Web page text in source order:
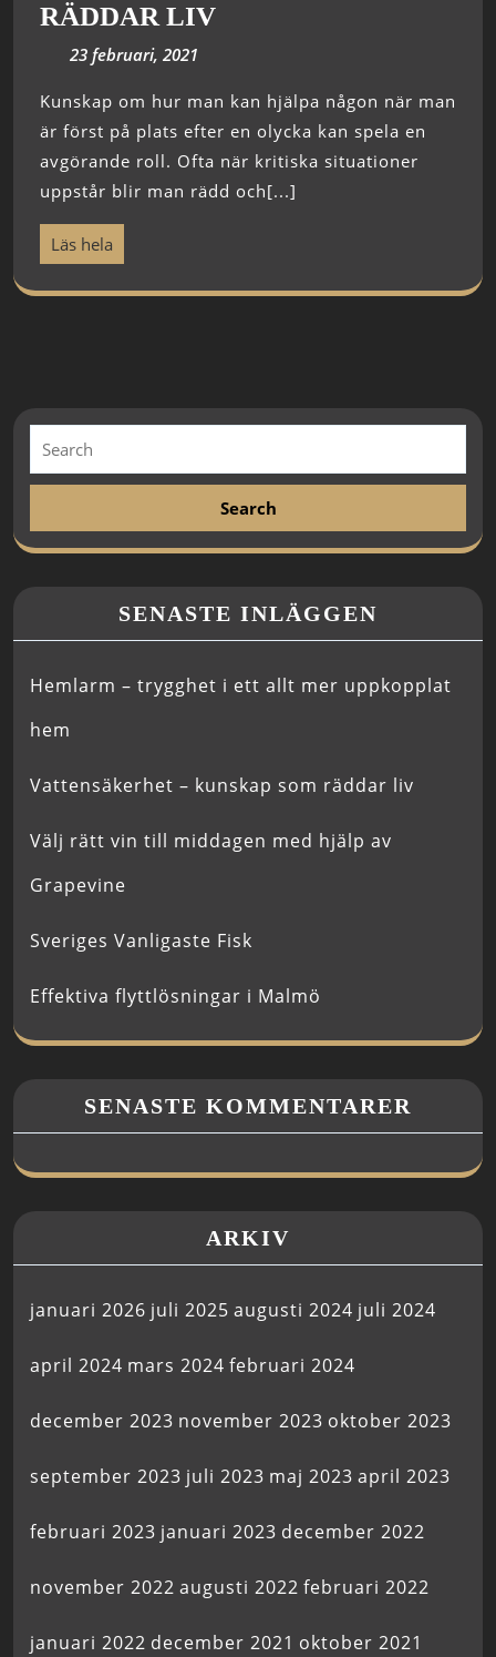
RÄDDAR LIV
23 februari, 2021
Kunskap om hur man kan hjälpa någon när man
är först på plats efter en olycka kan spela en
avgörande roll. Ofta när kritiska situationer
uppstår blir man rädd och[...]
Läs hela
SENASTE INLÄGGEN
Hemlarm – trygghet i ett allt mer uppkopplat
hem
Vattensäkerhet – kunskap som räddar liv
Välj rätt vin till middagen med hjälp av
Grapevine
Sveriges Vanligaste Fisk
Effektiva flyttlösningar i Malmö
SENASTE KOMMENTARER
ARKIV
januari 2026 juli 2025 augusti 2024 juli 2024
april 2024 mars 2024 februari 2024
december 2023 november 2023 oktober 2023
september 2023 juli 2023 maj 2023 april 2023
februari 2023 januari 2023 december 2022
november 2022 augusti 2022 februari 2022
januari 2022 december 2021 oktober 2021